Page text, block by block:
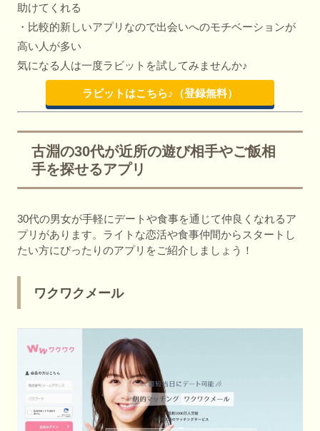
助けてくれる
・比較的新しいアプリなので出会いへのモチベーションが
高い人が多い
気になる人は一度ラビットを試してみませんか♪
ラビットはこちら♪（登録無料）
古淵の30代が近所の遊び相手やご飯相
手を探せるアプリ
30代の男女が手軽にデートや食事を通じて仲良くなれるア
プリがあります。ライトな恋活や食事仲間からスタートし
たい方にぴったりのアプリをご紹介しましょう！
ワクワクメール